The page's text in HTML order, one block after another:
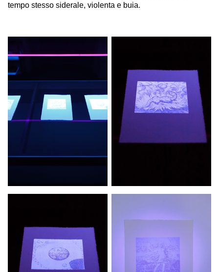
tempo stesso siderale, violenta e buia.